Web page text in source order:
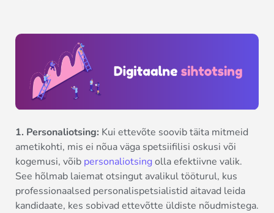
1. Personaliotsing: Kui ettevõte soovib täita mitmeid
ametikohti, mis ei nõua väga spetsiifilisi oskusi või
kogemusi, võib personaliotsingolla efektiivne valik.
See hõlmab laiemat otsingut avalikul tööturul, kus
professionaalsed personalispetsialistid aitavad leida
kandidaate, kes sobivad ettevõtte üldiste nõudmistega.